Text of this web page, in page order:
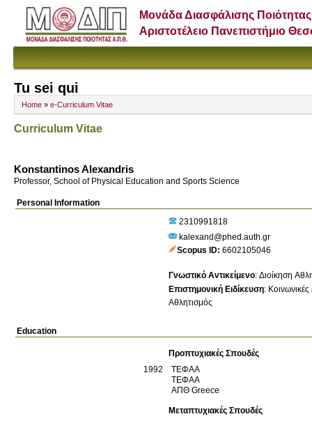
Μονάδα Διασφάλισης Ποιότητας
Αριστοτέλειο Πανεπιστήμιο
Tu sei qui
Home » e-Curriculum Vitae
Curriculum Vitae
Konstantinos Alexandris
Professor, School of Physical Education and Sports Science
Personal Information
2310991818
kalexand@phed.auth.gr
Scopus ID 6602105046
Γνωστικό Αντικείμενο: Διοίκηση
Επιστημονική Ειδίκευση:
Αθλητισμός
Education
Προπτυχιακές Σπουδές
1992
ΤΕΦΑΑ
ΤΕΦΑΑ
ΑΠΘ Greece
Μεταπτυχιακές Σπουδές